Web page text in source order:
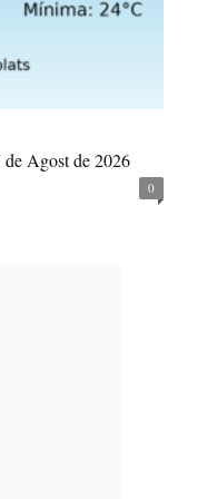
Agost de 2026
0